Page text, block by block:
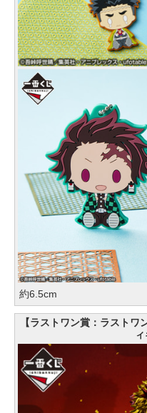
約6.5cm
【ラストワン賞：ラスト